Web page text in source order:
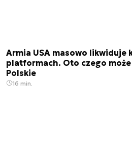
Armia USA masowo likwiduje
platformach. Oto czego
Polskie
16 min.